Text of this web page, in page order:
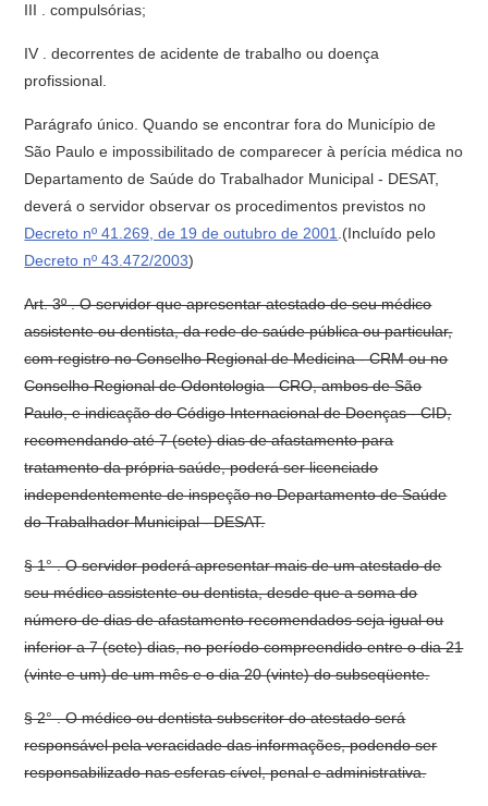
III . compulsórias;
IV . decorrentes de acidente de trabalho ou doença
profissional.
Parágrafo único. Quando se encontrar fora do Município de
São Paulo e impossibilitado de comparecer à perícia médica no
Departamento de Saúde do Trabalhador Municipal - DESAT,
deverá o servidor observar os procedimentos previstos no
Decreto nº 41.269, de 19 de outubro de 2001 .(Incluído pelo
Decreto nº 43.472/2003)
Art. 3º . O servidor que apresentar atestado de seu médico
assistente ou dentista, da rede de saúde pública ou particular,
com registro no Conselho Regional de Medicina - CRM ou no
Conselho Regional de Odontologia - CRO, ambos de São
Paulo, e indicação do Código Internacional de Doenças - CID,
recomendando até 7 (sete) dias de afastamento para
tratamento da própria saúde, poderá ser licenciado
independentemente de inspeção no Departamento de Saúde
do Trabalhador Municipal - DESAT.
§ 1° . O servidor poderá apresentar mais de um atestado de
seu médico assistente ou dentista, desde que a soma do
número de dias de afastamento recomendados seja igual ou
inferior a 7 (sete) dias, no período compreendido entre o dia 21
(vinte e um) de um mês e o dia 20 (vinte) do subseqüente.
§ 2° . O médico ou dentista subscritor do atestado será
responsável pela veracidade das informações, podendo ser
responsabilizado nas esferas cível, penal e administrativa.